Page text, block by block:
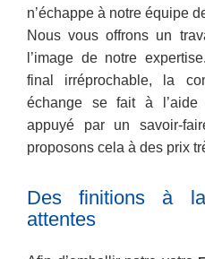
n’échappe à notre équipe
Nous vous offrons un
l’image de notre
final irréprochable, la
échange se fait à l’aide
appuyé par un savoir-
proposons cela à des prix
Des finitions à
attentes